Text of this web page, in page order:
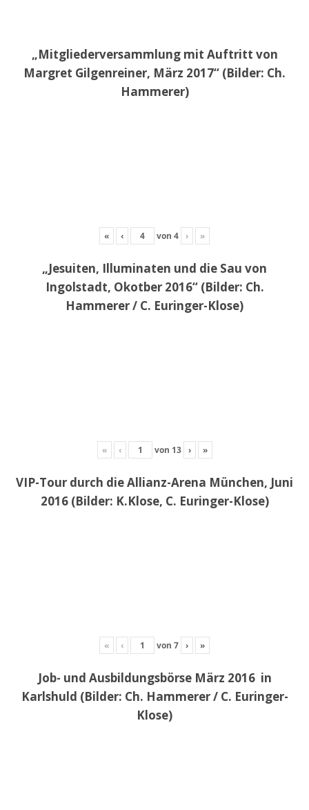
„Mitgliederversammlung mit Auftritt von
Margret Gilgenreiner, März 2017“ (Bilder: Ch.
Hammerer)
« ‹ von 4 › »
„Jesuiten, Illuminaten und die Sau von
Ingolstadt, Okotber 2016“ (Bilder: Ch.
Hammerer / C. Euringer-Klose)
« ‹ von 13 › »
VIP-Tour durch die Allianz-Arena München, Juni
2016 (Bilder: K.Klose, C. Euringer-Klose)
« ‹ von 7 › »
Job- und Ausbildungsbörse März 2016 in
Karlshuld (Bilder: Ch. Hammerer / C. Euringer-
Klose)